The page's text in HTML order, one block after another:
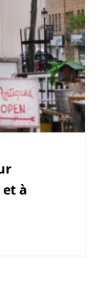
à